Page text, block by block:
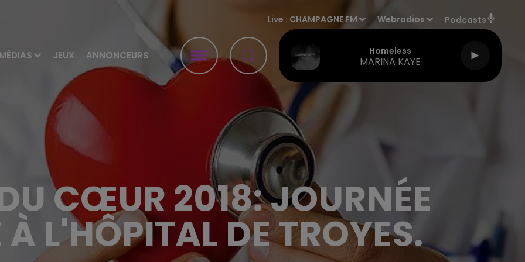
JEUX ANNONCEURS
Live : CHAMPAGNE FM Webradios Podcasts
Homeless
MARINA KAYE
CŒUR 2018: JOURNÉE
L'HÔPITAL DE TROYES.